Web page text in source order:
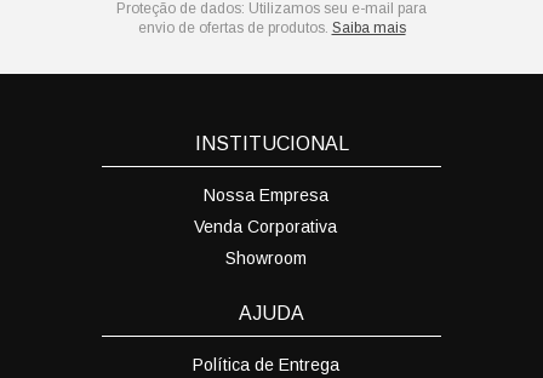
Proteção de dados: Utilizamos seu e-mail para
envio de ofertas de produtos. Saiba mais
INSTITUCIONAL
Nossa Empresa
Venda Corporativa
Showroom
AJUDA
Política de Entrega